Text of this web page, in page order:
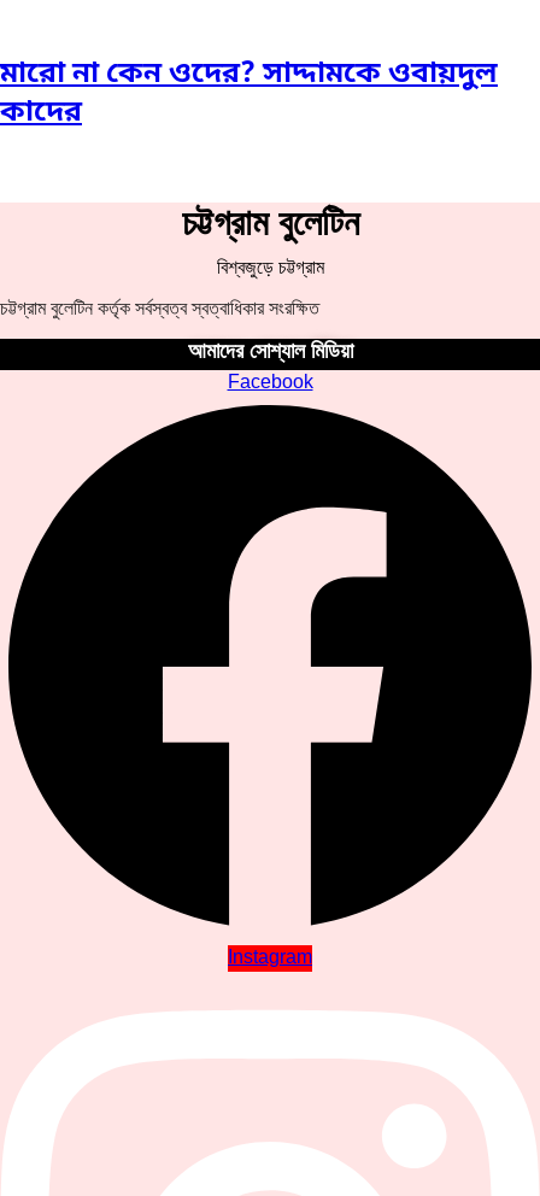
মারো না কেন ওদের? সাদ্দামকে ওবায়দুল
কাদের
চট্টগ্রাম বুলেটিন
বিশ্বজুড়ে চট্টগ্রাম
চট্টগ্রাম বুলেটিন কর্তৃক সর্বস্বত্ব স্বত্বাধিকার সংরক্ষিত
আমাদের সোশ্যাল মিডিয়া
Facebook
Instagram